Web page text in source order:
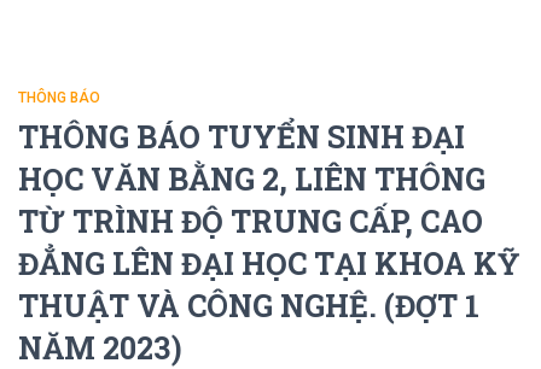
THÔNG BÁO
THÔNG BÁO TUYỂN SINH ĐẠI
HỌC VĂN BẰNG 2, LIÊN THÔNG
TỪ TRÌNH ĐỘ TRUNG CẤP, CAO
ĐẲNG LÊN ĐẠI HỌC TẠI KHOA KỸ
THUẬT VÀ CÔNG NGHỆ. (ĐỢT 1
NĂM 2023)